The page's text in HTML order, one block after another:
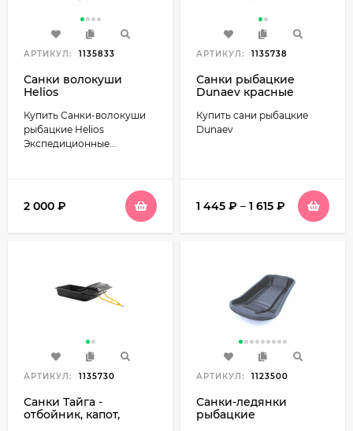
АРТИКУЛ: 1135833
Санки волокуши
Helios
1320*590*245
Купить Санки-волокуши
рыбацкие Helios
Экспедиционные...
2 000 ₽
АРТИКУЛ: 1135738
Санки рыбацкие
Dunaev красные
Купить сани рыбацкие
Dunaev
1 445 ₽ – 1 615 ₽
АРТИКУЛ: 1135730
Санки Тайга -
отбойник, капот,
АРТИКУЛ: 1123500
Санки-ледянки
рыбацкие